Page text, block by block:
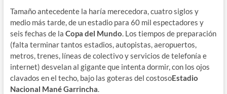
Tamaño antecedente la haría merecedora, cuatro siglos y
medio más tarde, de un estadio para 60 mil espectadores y
seis fechas de la Copa del Mundo. Los tiempos de preparación
(falta terminar tantos estadios, autopistas, aeropuertos,
metros, trenes, líneas de colectivo y servicios de telefonía e
internet) desvelan al gigante que intenta dormir, con los ojos
clavados en el techo, bajo las goteras del costosoEstadio
Nacional Mané Garrincha.